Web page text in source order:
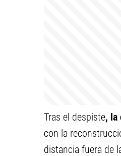
Tras el despiste, la
con la
distancia fuera de